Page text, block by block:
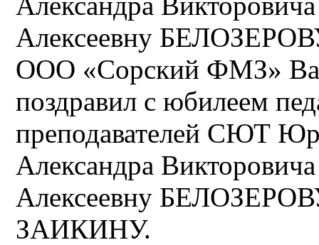
Алексеевну
ООО «Сорский ФМЗ»
поздравил с юбилеем
преподавателей СЮТ
Александра
Алексеевну
ЗАИКИНУ.